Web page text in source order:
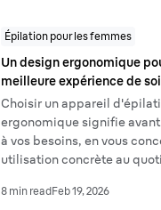
Épilation pour les femmes
Un design ergonomique
meilleure expérience de
Choisir un appareil
ergonomique signifie
à vos besoins, en vous
utilisation concrète au
une expérience de
8 min readFeb 19, 2026